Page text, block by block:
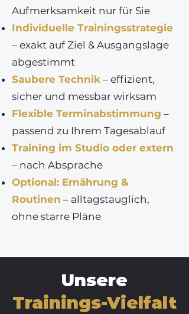
Aufmerksamkeit nur für Sie
Individuelle Trainingsstrategie
– exakt auf Ziel & Ausgangslage
abgestimmt
Saubere Technik – effizient,
sicher und messbar wirksam
Flexible Terminabstimmung –
passend zu Ihrem Tagesablauf
Training im Studio oder extern
– nach Absprache
Optional: Ernährung &
Routinen – alltagstauglich,
ohne starre Pläne
Unsere
Trainings-Vielfalt